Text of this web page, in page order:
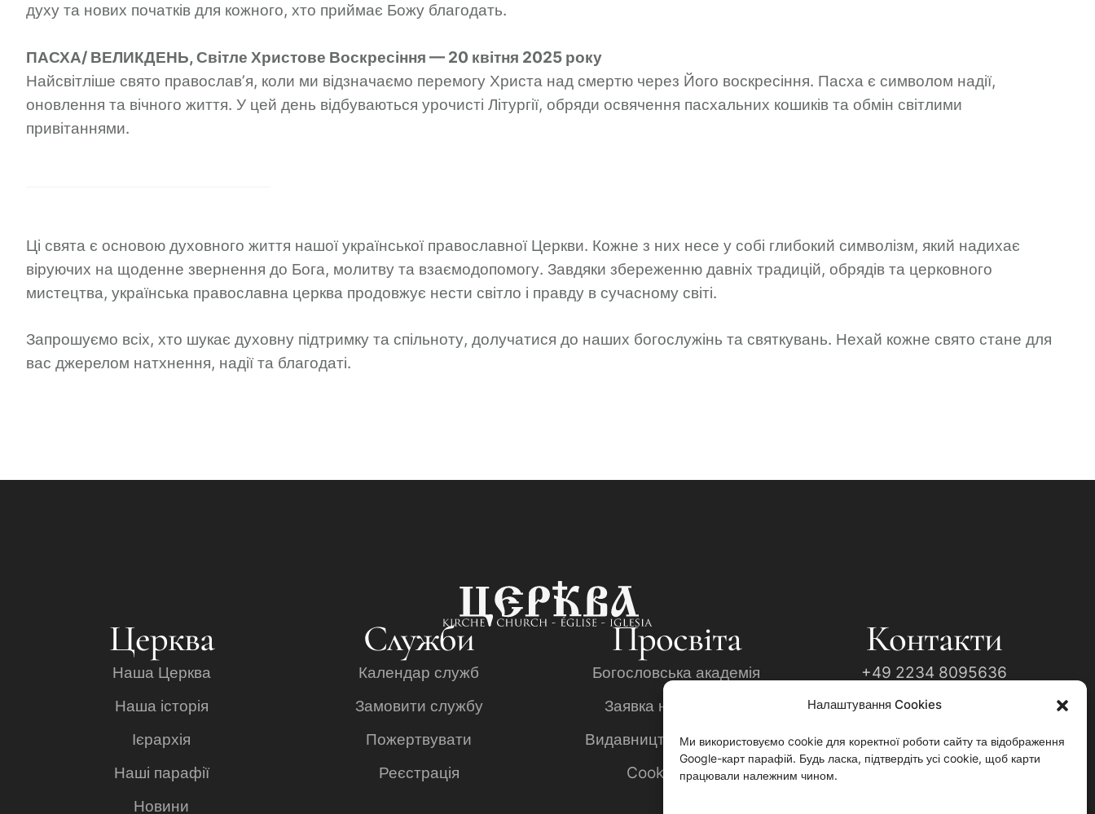
Налаштування Cookies
Ми використовуємо cookie для коректної роботи сайту та відображення
Google-карт парафій. Будь ласка, підтвердіть усі cookie, щоб карти
працювали належним чином.
духу та нових початків для кожного, хто приймає Божу благодать.
ПАСХА/ ВЕЛИКДЕНЬ, Світле Христове Воскресіння — 20 квітня 2025 року
Найсвітліше свято православ’я, коли ми відзначаємо перемогу Христа над смертю через Його воскресіння. Пасха є символом надії,
оновлення та вічного життя. У цей день відбуваються урочисті Літургії, обряди освячення пасхальних кошиків та обмін світлими
привітаннями.
Ці свята є основою духовного життя нашої української православної Церкви. Кожне з них несе у собі глибокий символізм, який надихає
віруючих на щоденне звернення до Бога, молитву та взаємодопомогу. Завдяки збереженню давніх традицій, обрядів та церковного
мистецтва, українська православна церква продовжує нести світло і правду в сучасному світі.
Запрошуємо всіх, хто шукає духовну підтримку та спільноту, долучатися до наших богослужінь та святкувань. Нехай кожне свято стане для
вас джерелом натхнення, надії та благодаті.
Церква
Наша Церква
Наша історія
Ієрархія
Наші парафії
Новини
Служби
Календар служб
Замовити службу
Пожертвувати
Реєстрація
Просвіта
Богословська академія
Заявка на навчання
Видавництво "Анафора"
Cookie policy
Контакти
+49 2234 8095636
Info@ukrainian-church.de
Impressum